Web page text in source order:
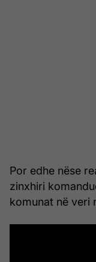
Por edhe nëse
zinxhiri
komunat në veri